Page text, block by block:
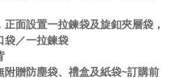
面設置一拉鍊袋及旋釦夾層袋，
袋／一拉鍊袋
附贈防塵袋、禮盒及紙袋~訂購前